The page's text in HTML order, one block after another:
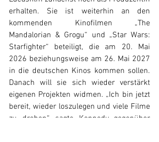
erhalten. Sie ist weiterhin an den
kommenden Kinofilmen „The
Mandalorian & Grogu“ und „Star Wars:
Starfighter“ beteiligt, die am 20. Mai
2026 beziehungsweise am 26. Mai 2027
in die deutschen Kinos kommen sollen.
Danach will sie sich wieder verstärkt
eigenen Projekten widmen. „Ich bin jetzt
bereit, wieder loszulegen und viele Filme
zu drehen“, sagte Kennedy gegenüber